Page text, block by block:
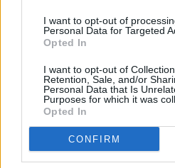
I want to opt-out of
Personal Data for Targeted
Opted In
I want to opt-out of
Retention, Sale, and/or
Personal Data that Is
Purposes for which it was
Opted In
CONFIRM
Details
Bei einer Verkehrskontrolle sollte
vorweisen, aber ehe sich die
davongerast. Wenig später wird
bestehenden Haftbefehls in die
Mit 31000 Mark kann er ausgelöst
schier unmöglich. Er möchte